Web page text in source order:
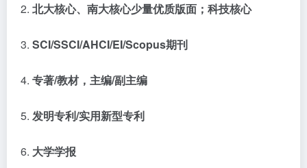
2. 北大核心、南大核心少量优质版面；科技核心
3. SCI/SSCI/AHCI/EI/Scopus期刊
4. 专著/教材，主编/副主编
5. 发明专利/实用新型专利
6. 大学学报